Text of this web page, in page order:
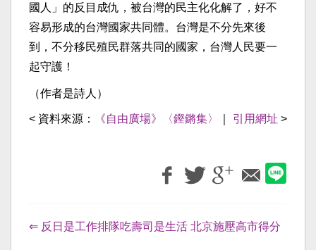
國人」的反目成仇，被台灣的民主化化解了，好不
容易形成的台灣國家共同體。台灣是不分先來後
到，不分移民殖民群落共同的國家，台灣人民要一
起守護！
（作者是詩人）
< 資料來源： 《自由廣場》〈鏗鏘集〉 引用網址 >
⇐ 反日是工作排隊吃壽司是生活 北京施壓高市得分